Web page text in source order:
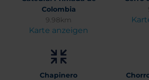
Colombia
9.98km
Karte anzeigen
Chapinero